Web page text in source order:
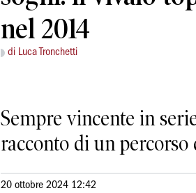
nel 2014
di Luca Tronchetti
Sempre vincente in
racconto di un
20 ottobre 2024 12:42